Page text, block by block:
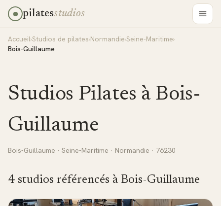
pilatesstudios
Accueil›Studios de pilates›Normandie›Seine-Maritime›
Bois-Guillaume
Studios Pilates à Bois-
Guillaume
Bois-Guillaume · Seine-Maritime · Normandie · 76230
4 studios référencés à Bois-Guillaume